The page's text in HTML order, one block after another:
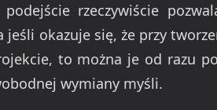
rzeczywiście
jeśli okazuje się, że przy
to można je od razu
wymiany myśli.